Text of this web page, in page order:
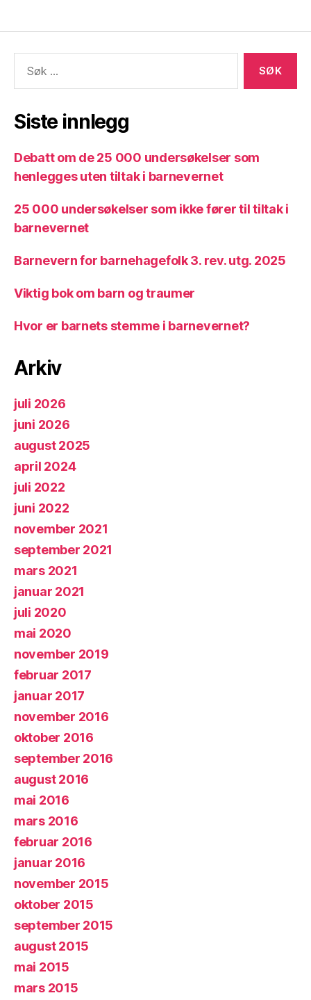
etter:
Siste innlegg
Debatt om de 25 000 undersøkelser som
henlegges uten tiltak i barnevernet
25 000 undersøkelser som ikke fører til tiltak i
barnevernet
Barnevern for barnehagefolk 3. rev. utg. 2025
Viktig bok om barn og traumer
Hvor er barnets stemme i barnevernet?
Arkiv
juli 2026
juni 2026
august 2025
april 2024
juli 2022
juni 2022
november 2021
september 2021
mars 2021
januar 2021
juli 2020
mai 2020
november 2019
februar 2017
januar 2017
november 2016
oktober 2016
september 2016
august 2016
mai 2016
mars 2016
februar 2016
januar 2016
november 2015
oktober 2015
september 2015
august 2015
mai 2015
mars 2015